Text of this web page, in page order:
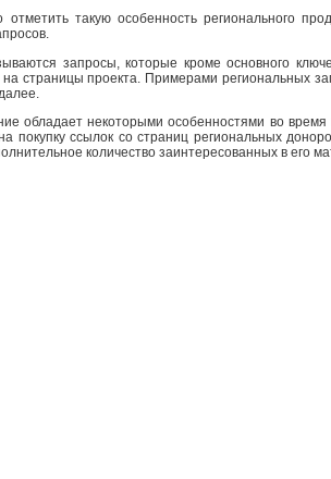
такую особенность регионального
запросы, которые кроме основного
страницы проекта. Примерами региональных
обладает некоторыми особенностями во
покупку ссылок со страниц региональных
количество заинтересованных в его